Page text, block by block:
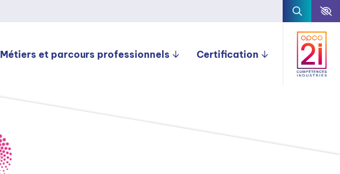
Métiers et parcours professionnels Certification